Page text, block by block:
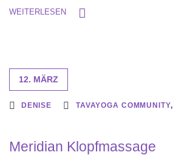
WEITERLESEN
12. MÄRZ
DENISE TAVAYOGA COMMUNITY,
Meridian Klopfmassage